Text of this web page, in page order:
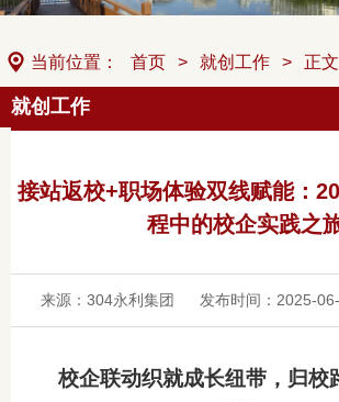
当前位置： 首页 > 就创工作 > 正文
就创工作
接站返校+职场体验双线赋能：
程中的校企实践之
来源：304永利集团 发布时间：2025-
校企联动织就成长纽带，归校